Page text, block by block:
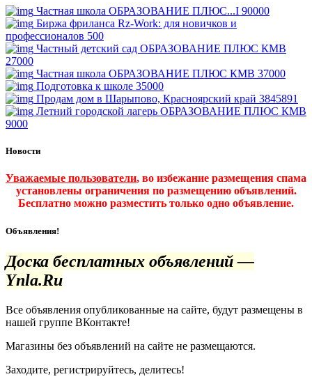
Частная школа ОБРАЗОВАНИЕ ПЛЮС...I 90000
Биржа фриланса Rz-Work: для новичков и
профессионалов 500
Частный детский сад ОБРАЗОВАНИЕ ПЛЮС КМВ
27000
Частная школа ОБРАЗОВАНИЕ ПЛЮС КМВ 37000
Подготовка к школе 35000
Продам дом в Шарыпово, Красноярский край 3845891
Летний городской лагерь ОБРАЗОВАНИЕ ПЛЮС КМВ
9000
Новости
Уважаемые пользователи, во избежание размещения спама
установлены ограничения по размещению объявлений.
Бесплатно можно разместить только одно объявление.
Объявления!
Доска бесплатных объявлений —
Ynla.Ru
Все объявления опубликованные на сайте, будут размещены в
нашей группе ВКонтакте!
Магазины без объявлений на сайте не размещаются.
Заходите, регистрируйтесь, делитесь!